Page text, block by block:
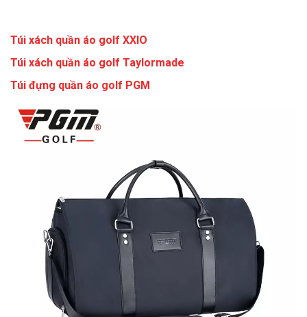
Túi xách quần áo golf XXIO
Túi xách quần áo golf Taylormade
Túi đựng quần áo golf PGM